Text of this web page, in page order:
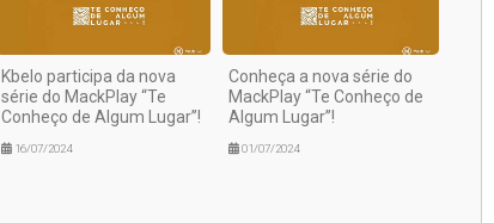
Kbelo participa da nova
série do MackPlay “Te
Conheço de Algum Lugar”!
16/07/2024
Conheça a nova série do
MackPlay “Te Conheço de
Algum Lugar”!
01/07/2024